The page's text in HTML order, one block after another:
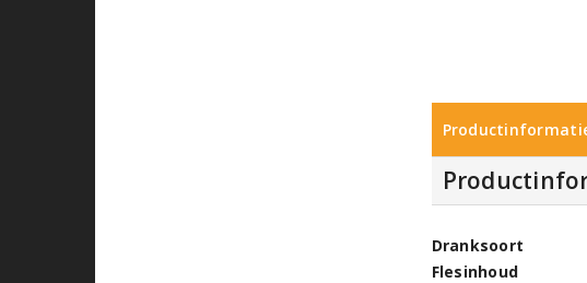
Dranksoort
Flesinhoud